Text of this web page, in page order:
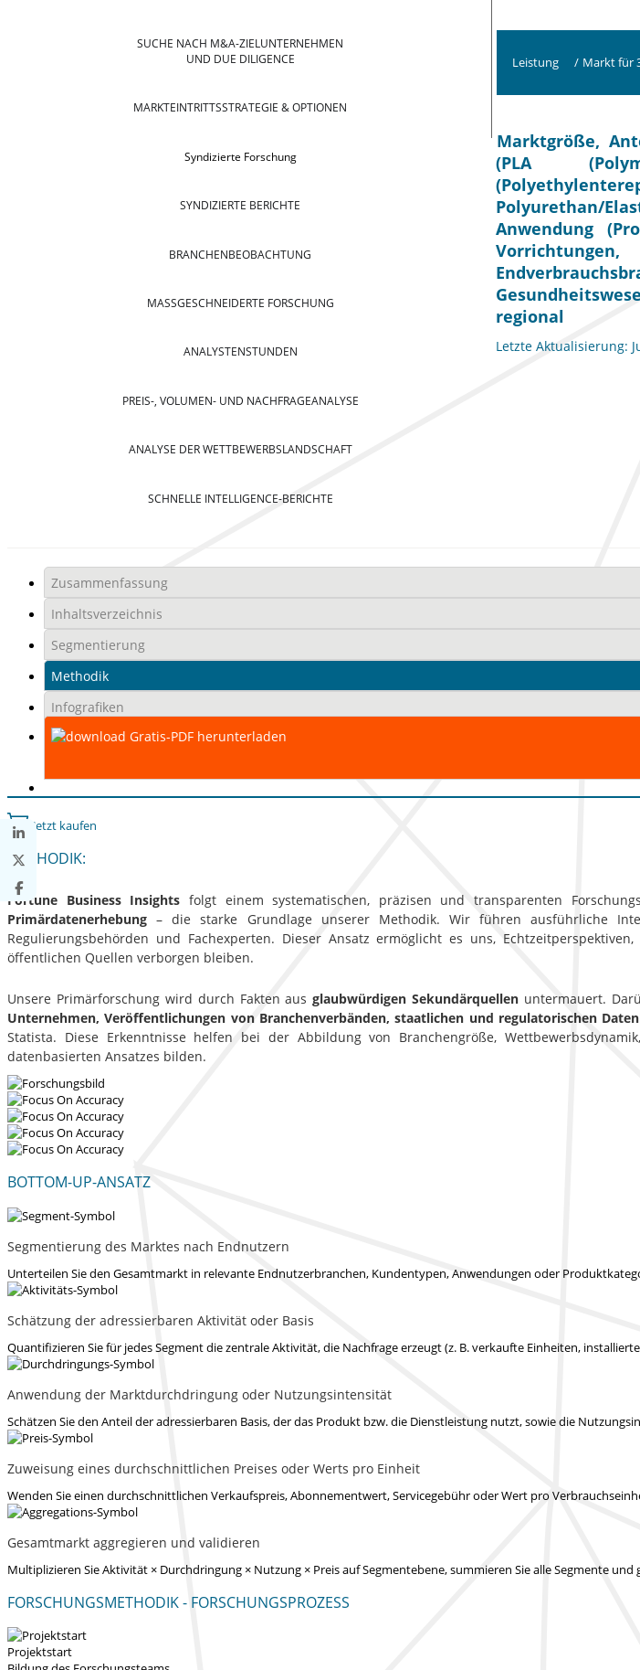
SUCHE NACH M&A-ZIELUNTERNEHMEN
UND DUE DILIGENCE
MARKTEINTRITTSSTRATEGIE & OPTIONEN
Syndizierte Forschung
SYNDIZIERTE BERICHTE
BRANCHENBEOBACHTUNG
MASSGESCHNEIDERTE FORSCHUNG
ANALYSTENSTUNDEN
PREIS-, VOLUMEN- UND NACHFRAGEANALYSE
ANALYSE DER WETTBEWERBSLANDSCHAFT
SCHNELLE INTELLIGENCE-BERICHTE
Leistung / Markt für
Marktgröße,
(PLA
Polyurethan/
Anwendung
regional
Letzte Aktualisierung:
Zusammenfassung
Inhaltsverzeichnis
Segmentierung
Methodik
Infografiken
Gratis-PDF herunterladen
Jetzt kaufen
METHODIK:
Fortune Business Insights folgt einem systematischen, präzisen und transparenten
Primärdatenerhebung – die starke Grundlage unserer Methodik. Wir führen ausführliche
Regulierungsbehörden und Fachexperten. Dieser Ansatz ermöglicht es uns,
öffentlichen Quellen verborgen bleiben.
Unsere Primärforschung wird durch Fakten ausglaubwürdigen Sekundärquellen untermauert.
Unternehmen, Veröffentlichungen von Branchenverbänden, staatlichen und regulatorischen
Statista. Diese Erkenntnisse helfen bei der Abbildung von Branchengröße,
datenbasierten Ansatzes bilden.
BOTTOM-UP-ANSATZ
Segmentierung des Marktes nach Endnutzern
Unterteilen Sie den Gesamtmarkt in relevante Endnutzerbranchen, Kundentypen, Anwendungen oder
Schätzung der adressierbaren Aktivität oder Basis
Quantifizieren Sie für jedes Segment die zentrale Aktivität, die Nachfrage erzeugt (z. B. verkaufte Einheiten,
Anwendung der Marktdurchdringung oder Nutzungsintensität
Schätzen Sie den Anteil der adressierbaren Basis, der das Produkt bzw. die Dienstleistung nutzt, sowie die
Zuweisung eines durchschnittlichen Preises oder Werts pro Einheit
Wenden Sie einen durchschnittlichen Verkaufspreis, Abonnementwert, Servicegebühr oder Wert pro
Gesamtmarkt aggregieren und validieren
Multiplizieren Sie Aktivität × Durchdringung × Nutzung × Preis auf Segmentebene, summieren Sie alle Segmente
FORSCHUNGSMETHODIK - FORSCHUNGSPROZESS
Projektstart